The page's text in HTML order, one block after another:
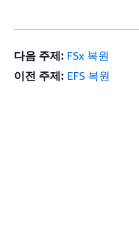
다음 주제: FSx 복원
이전 주제: EFS 복원